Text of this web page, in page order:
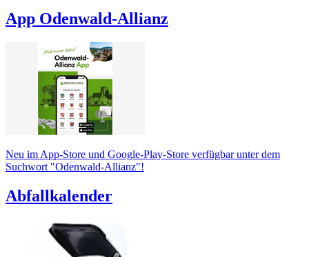
App Odenwald-Allianz
Neu im App-Store und Google-Play-Store verfügbar unter dem
Suchwort "Odenwald-Allianz"!
Abfallkalender